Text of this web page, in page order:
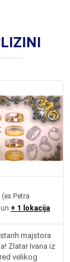
Petra
+ 1 lokacija
majstora
Zlatar Ivana iz
velikog